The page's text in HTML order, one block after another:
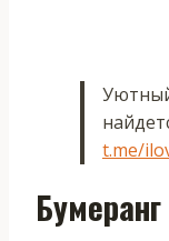
t.me/